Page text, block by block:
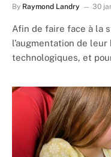
By Raymond Landry 30
Afin de faire face à la
l’augmentation de
technologiques, et